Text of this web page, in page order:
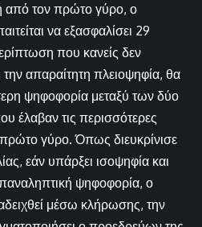
από τον πρώτο γύρο, ο
να εξασφαλίσει 29
που κανείς δεν
απαραίτητη πλειοψηφία, θα
ψηφοφορία μεταξύ των δύο
έλαβαν τις περισσότερες
γύρο. Όπως διευκρίνισε
εάν υπάρξει ισοψηφία και
ψηφοφορία, ο
μέσω κλήρωσης, την